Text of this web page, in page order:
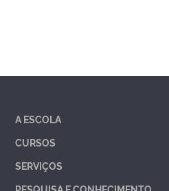
A ESCOLA
CURSOS
SERVIÇOS